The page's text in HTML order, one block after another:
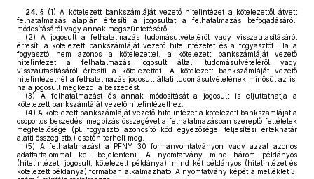
24. § (1) A kötelezett bankszámláját vezető hitelintézet a kötelezettől átvett
felhatalmazás alapján értesíti a jogosultat a felhatalmazás befogadásáról,
módosításáról vagy annak megszüntetéséről.
(2) A jogosult a felhatalmazás tudomásulvételéről vagy visszautasításáról
értesíti a kötelezett bankszámláját vezető hitelintézetet és a fogyasztót. Ha a
fogyasztó nem azonos a kötelezettel, a kötelezett bankszámláját vezető
hitelintézet a felhatalmazás jogosult általi tudomásulvételéről vagy
visszautasításáról értesíti a kötelezettet. A kötelezett bankszámláját vezető
hitelintézetnél a felhatalmazás jogosult általi tudomásulvételének minősül az is,
ha a jogosult megkezdi a beszedést.
(3) A felhatalmazást és annak módosítását a jogosult is eljuttathatja a
kötelezett bankszámláját vezető hitelintézethez.
(4) A kötelezett bankszámláját vezető hitelintézet a kötelezett bankszámláját a
csoportos beszedési megbízás összegével a felhatalmazásban szereplő feltételek
megfelelősége (pl. fogyasztó azonosító kód egyezősége, teljesítési értékhatár
alatti összeg stb.) esetén terheli meg.
(5) A felhatalmazást a PFNY 30 formanyomtatványon vagy azzal azonos
adattartalommal kell bejelenteni. A nyomtatvány mind három példányos
(hitelintézet, jogosult, kötelezett példánya), mind két példányos (hitelintézet és
kötelezett példánya) formában alkalmazható. A nyomtatvány képét a melléklet 3.